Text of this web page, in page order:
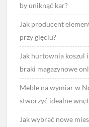
by uniknąć kar?
Jak producent
przy gięciu?
Jak hurtownia koszul
braki magazynowe
Meble na wymiar w
stworzyć idealne
Jak wybrać nowe